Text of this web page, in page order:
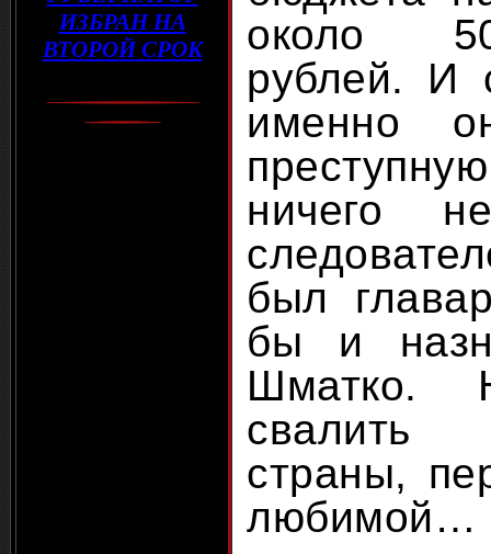
ИЗБРАН НА
ВТОРОЙ СРОК
около
рублей. И
именно
ничего
был
бы и
Шматко.
страны,
любимой…